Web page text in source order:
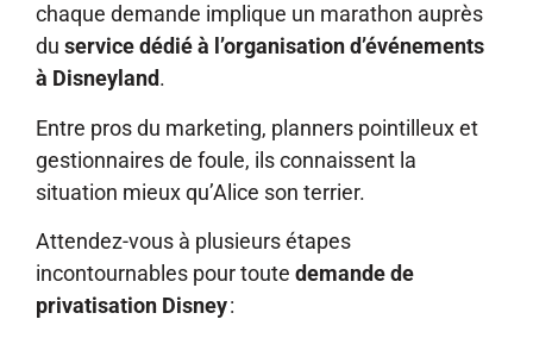
chaque demande implique un marathon auprès
du service dédié à l’organisation d’événements
à Disneyland.
Entre pros du marketing, planners pointilleux et
gestionnaires de foule, ils connaissent la
situation mieux qu’Alice son terrier.
Attendez-vous à plusieurs étapes
incontournables pour toute demande de
privatisation Disney: